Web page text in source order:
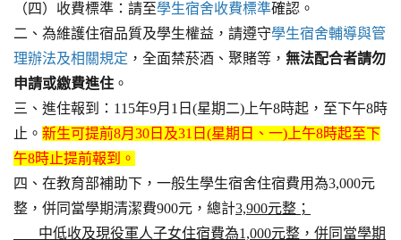
（四）收費標準：請至學生宿舍收費標準確認。
二、為維護住宿品質及學生權益，請遵守學生宿舍輔導與管
理辦法及相關規定 ，全面禁菸酒、聚賭等， 無法配合者請勿
申請或繳費進住 。
三、進住報到：115年9月1日(星期二)上午8時起，至下午8時
止。 新生可提前8月30日及31日(星期日、一)上午8時起至下
午8時止提前報到。
四、在教育部補助下，一般生學生宿舍住宿費用為3,000元
整，併同當學期清潔費900元，總計3,900元整；
中低收及現役軍人子女住宿費為1,000元整，併同當學期